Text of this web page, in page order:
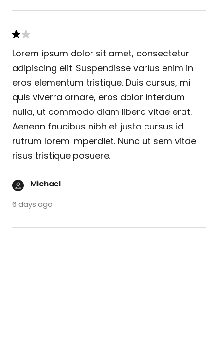
Lorem ipsum dolor sit amet, consectetur
adipiscing elit. Suspendisse varius enim in
eros elementum tristique. Duis cursus, mi
quis viverra ornare, eros dolor interdum
nulla, ut commodo diam libero vitae erat.
Aenean faucibus nibh et justo cursus id
rutrum lorem imperdiet. Nunc ut sem vitae
risus tristique posuere.
Michael
6 days ago